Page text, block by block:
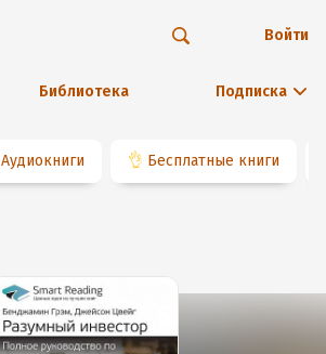
Библиотека Подписка
Войти
Аудиокниги 👌 Бесплатные книги